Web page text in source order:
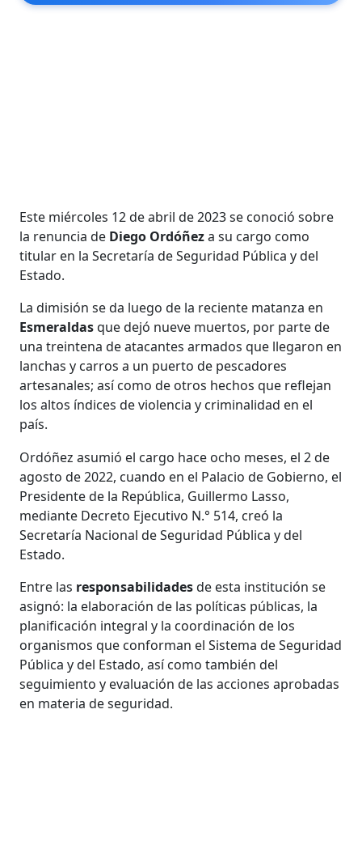
Este miércoles 12 de abril de 2023 se conoció sobre
la renuncia de Diego Ordóñeza su cargo como
titular en la Secretaría de Seguridad Pública y del
Estado.
La dimisión se da luego de la reciente matanza en
Esmeraldasque dejó nueve muertos, por parte de
una treintena de atacantes armados que llegaron en
lanchas y carros a un puerto de pescadores
artesanales; así como de otros hechos que reflejan
los altos índices de violencia y criminalidad en el
país.
Ordóñez asumió el cargo hace ocho meses, el 2 de
agosto de 2022, cuando en el Palacio de Gobierno, el
Presidente de la República, Guillermo Lasso,
mediante Decreto Ejecutivo N.° 514, creó la
Secretaría Nacional de Seguridad Pública y del
Estado.
Entre las responsabilidadesde esta institución se
asignó: la elaboración de las políticas públicas, la
planificación integral y la coordinación de los
organismos que conforman el Sistema de Seguridad
Pública y del Estado, así como también del
seguimiento y evaluación de las acciones aprobadas
en materia de seguridad.